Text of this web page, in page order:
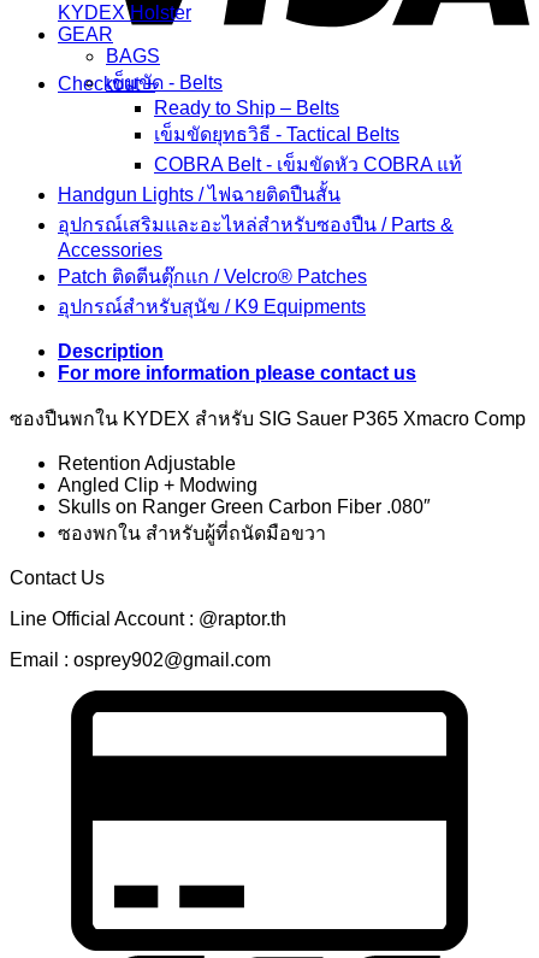
Checkout +
KYDEX Holster
GEAR
BAGS
เข็มขัด - Belts
Ready to Ship – Belts
เข็มขัดยุทธวิธี - Tactical Belts
COBRA Belt - เข็มขัดหัว COBRA แท้
Handgun Lights / ไฟฉายติดปืนสั้น
อุปกรณ์เสริมและอะไหล่สำหรับซองปืน / Parts &
Accessories
Patch ติดตีนตุ๊กแก / Velcro® Patches
อุปกรณ์สำหรับสุนัข / K9 Equipments
Description
For more information please contact us
ซองปืนพกใน KYDEX สำหรับ SIG Sauer P365 Xmacro Comp
Retention Adjustable
Angled Clip + Modwing
Skulls on Ranger Green Carbon Fiber .080″
ซองพกใน สำหรับผู้ที่ถนัดมือขวา
Contact Us
Line Official Account : @raptor.th
Email : osprey902@gmail.com